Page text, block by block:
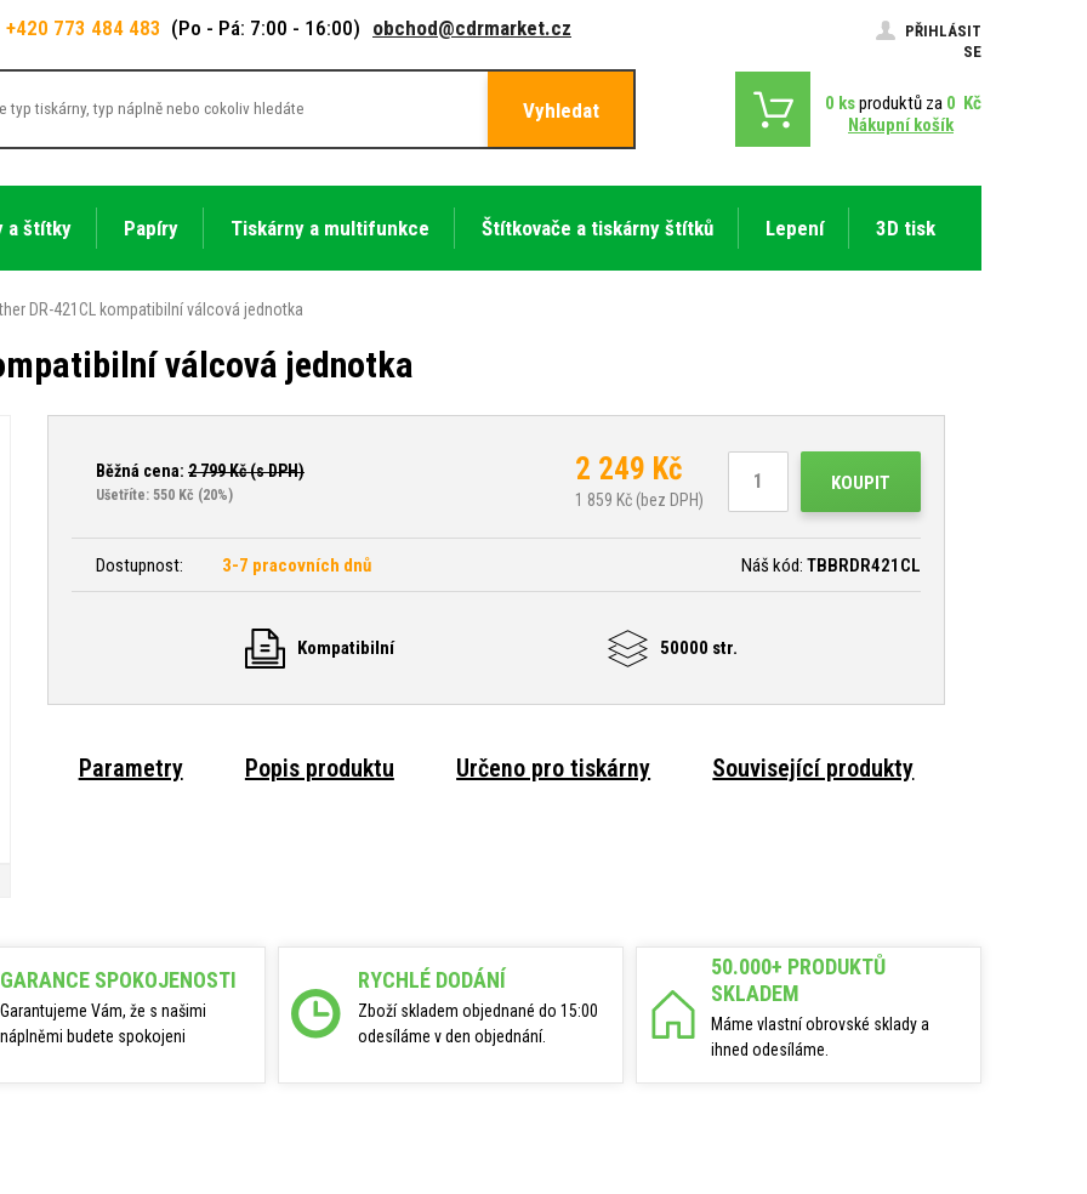
+420 773 484 483 (Po - Pá: 7:00 - 16:00) obchod@cdrmarket.cz
PŘIHLÁSIT
SE
Vyhledat 0 ksproduktů za 0 Kč
Nákupní košík
a štítky Papíry Tiskárny a multifunkce Štítkovače a tiskárny štítků Lepení 3D tisk
DR-421CL kompatibilní válcová jednotka
válcová jednotka
Běžná cena: 2 799Kč (s DPH)
Ušetříte: 550 Kč (20%)
2 249 Kč
1 859 Kč (bez DPH)
KOUPIT
Dostupnost: 3-7 pracovních dnů Náš kód: TBBRDR421CL
Kompatibilní 50000 str.
Parametry Popis produktu Určeno pro tiskárny Související produkty
GARANCE SPOKOJENOSTI
Garantujeme Vám, že s našimi
náplněmi budete spokojeni
RYCHLÉ DODÁNÍ
Zboží skladem objednané do 15:00
odesíláme v den objednání.
50.000+ PRODUKTŮ
SKLADEM
Máme vlastní obrovské sklady a
ihned odesíláme.